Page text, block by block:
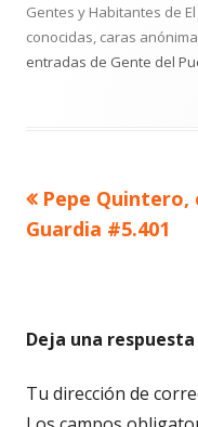
Gentes y Habitantes de
conocidas, caras
entradas de Gente del
Navegación
Artículo
anterior
Pepe Quintero,
Guardia #5.401
Deja una respuesta
Tu dirección de